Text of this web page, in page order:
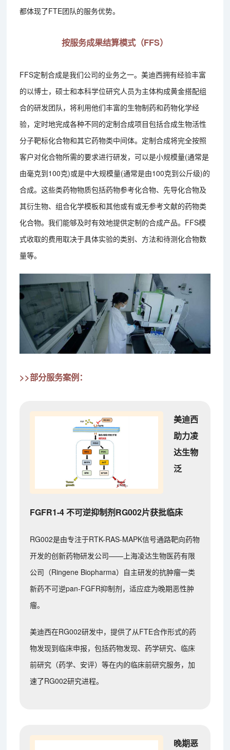
都体现了FTE团队的服务优势。
按服务成果结算模式（FFS）
FFS定制合成是我们公司的业务之一。美迪西拥有经验丰富
的以博士，硕士和本科学位研究人员为主体构成黄金搭配组
合的研发团队，将利用他们丰富的生物制药和药物化学经
验，定时地完成各种不同的定制合成项目包括合成生物活性
分子靶标化合物和其它药物类中间体。定制合成将完全按照
客户对化合物所需的要求进行研发，可以是小规模量(通常是
由毫克到100克)或是中大规模量(通常是由100克到公斤级)的
合成。这些类药物物质包括药物参考化合物、先导化合物及
其衍生物、组合化学模板和其他或有或无参考文献的药物类
化合物。我们能够及时有效地提供定制的合成产品。FFS模
式收取的费用取决于具体实验的类别、方法和待测化合物数
量等。
>>部分服务案例：
美迪西
助力凌
达生物
泛
FGFR1-4 不可逆抑制剂RG002片获批临床
RG002是由专注于RTK-RAS-MAPK信号通路靶向药物
开发的创新药物研发公司——上海凌达生物医药有限
公司（Ringene Biopharma）自主研发的抗肿瘤一类
新药不可逆pan-FGFR抑制剂，适应症为晚期恶性肿
瘤。
美迪西在RG002研发中，提供了从FTE合作形式的药
物发现到临床申报，包括药物发现、药学研究、临床
前研究（药学、安评）等在内的临床前研究服务，加
速了RG002研究进程。
晚期恶